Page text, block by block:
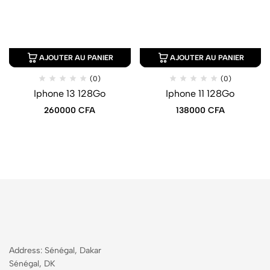
AJOUTER AU PANIER
(0)
Iphone 13 128Go
260000CFA
AJOUTER AU PANIER
(0)
Iphone 11 128Go
138000 CFA
Address: Sénégal, Dakar
Sénégal, DK